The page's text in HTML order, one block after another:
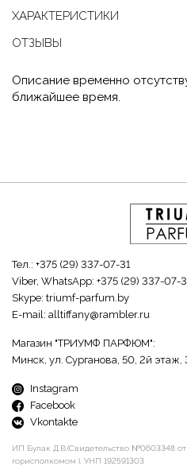
ХАРАКТЕРИСТИКИ
ОТЗЫВЫ
Описание временно
ближайшее время.
Тел.: +375 (29) 337-07-31
Viber, WhatsApp: +375 (29) 337-07-
Skype: triumf-parfum.by
E-mail: alltiffany@rambler.ru
Магазин "ТРИУМФ ПАРФЮМ":
Минск, ул. Сурганова, 50, 2й
Instagram
Facebook
Vkontakte
ИП Булак Д.В.(Свидетельство №0603348
горисполкомом ). УНП 192591303